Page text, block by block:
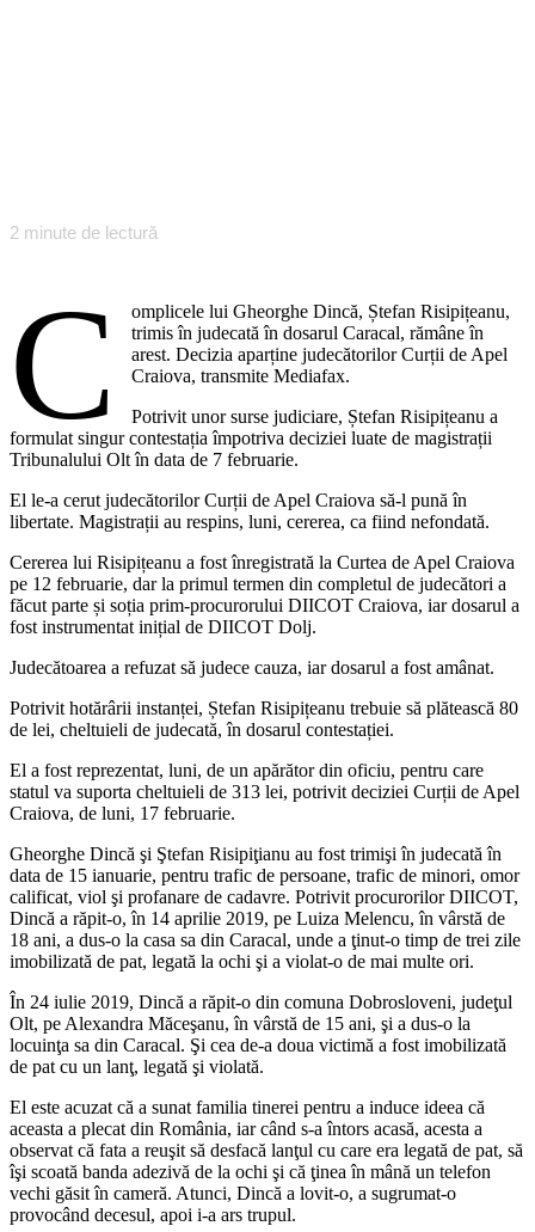
2 minute de lectură
C
omplicele lui Gheorghe Dincă, Ștefan Risipițeanu,
trimis în judecată în dosarul Caracal, rămâne în
arest. Decizia aparține judecătorilor Curții de Apel
Craiova, transmite Mediafax.
Potrivit unor surse judiciare, Ștefan Risipițeanu a
formulat singur contestația împotriva deciziei luate de magistrații
Tribunalului Olt în data de 7 februarie.
El le-a cerut judecătorilor Curții de Apel Craiova să-l pună în
libertate. Magistrații au respins, luni, cererea, ca fiind nefondată.
Cererea lui Risipițeanu a fost înregistrată la Curtea de Apel Craiova
pe 12 februarie, dar la primul termen din completul de judecători a
făcut parte și soția prim-procurorului DIICOT Craiova, iar dosarul a
fost instrumentat inițial de DIICOT Dolj.
Judecătoarea a refuzat să judece cauza, iar dosarul a fost amânat.
Potrivit hotărârii instanței, Ștefan Risipițeanu trebuie să plătească 80
de lei, cheltuieli de judecată, în dosarul contestației.
El a fost reprezentat, luni, de un apărător din oficiu, pentru care
statul va suporta cheltuieli de 313 lei, potrivit deciziei Curții de Apel
Craiova, de luni, 17 februarie.
Gheorghe Dincă şi Ştefan Risipiţianu au fost trimişi în judecată în
data de 15 ianuarie, pentru trafic de persoane, trafic de minori, omor
calificat, viol şi profanare de cadavre. Potrivit procurorilor DIICOT,
Dincă a răpit-o, în 14 aprilie 2019, pe Luiza Melencu, în vârstă de
18 ani, a dus-o la casa sa din Caracal, unde a ţinut-o timp de trei zile
imobilizată de pat, legată la ochi şi a violat-o de mai multe ori.
În 24 iulie 2019, Dincă a răpit-o din comuna Dobrosloveni, judeţul
Olt, pe Alexandra Măceşanu, în vârstă de 15 ani, şi a dus-o la
locuinţa sa din Caracal. Şi cea de-a doua victimă a fost imobilizată
de pat cu un lanţ, legată şi violată.
El este acuzat că a sunat familia tinerei pentru a induce ideea că
aceasta a plecat din România, iar când s-a întors acasă, acesta a
observat că fata a reuşit să desfacă lanţul cu care era legată de pat, să
îşi scoată banda adezivă de la ochi şi că ţinea în mână un telefon
vechi găsit în cameră. Atunci, Dincă a lovit-o, a sugrumat-o
provocând decesul, apoi i-a ars trupul.